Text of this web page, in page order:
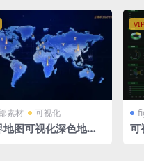
素材 可视化
地图可视化深色地图
VIP
可